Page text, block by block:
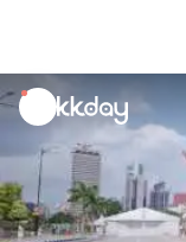
unread
notifications